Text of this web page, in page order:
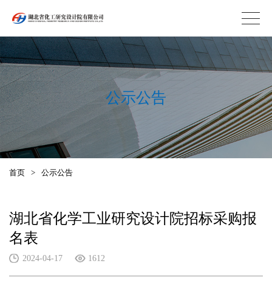
公示公告
首页 > 公示公告
湖北省化学工业研究设计院招标采购报
名表
2024-04-17 1612